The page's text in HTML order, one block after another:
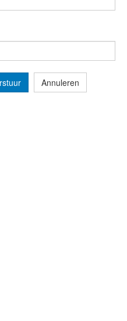
Annuleren